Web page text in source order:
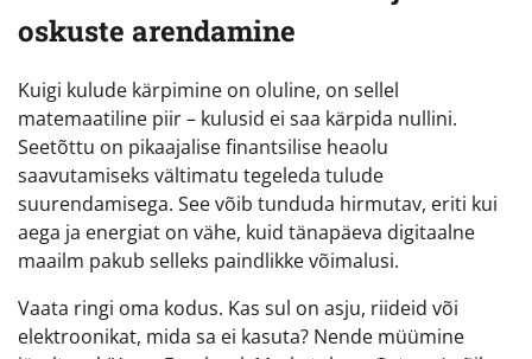
oskuste arendamine
Kuigi kulude kärpimine on oluline, on sellel
matemaatiline piir – kulusid ei saa kärpida nullini.
Seetõttu on pikaajalise finantsilise heaolu
saavutamiseks vältimatu tegeleda tulude
suurendamisega. See võib tunduda hirmutav, eriti kui
aega ja energiat on vähe, kuid tänapäeva digitaalne
maailm pakub selleks paindlikke võimalusi.
Vaata ringi oma kodus. Kas sul on asju, riideid või
elektroonikat, mida sa ei kasuta? Nende müümine